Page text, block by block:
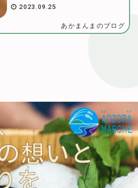
2023.09.25
あかまんまのブログ